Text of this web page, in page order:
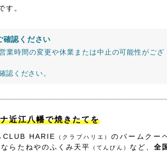
す。
確認ください
業時間の変更や休業または中止の可能性がござ
認ください。
近江八幡で焼きたてを
CLUB HARIE （クラブハリエ）のバームクー
らたねやのふくみ天平
（てんびん） など、 全